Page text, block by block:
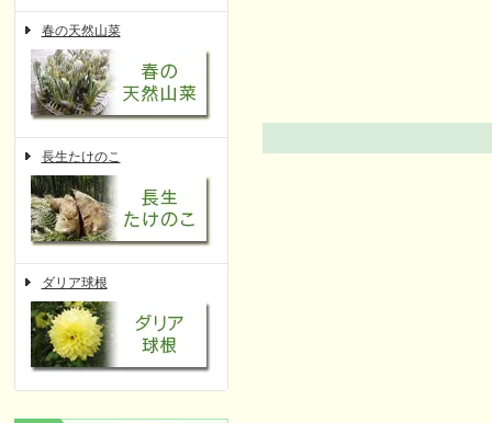
春の天然山菜
長生たけのこ
ダリア球根